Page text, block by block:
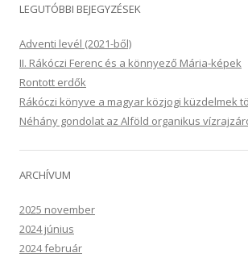
LEGUTÓBBI BEJEGYZÉSEK
Adventi levél (2021-ből)
II. Rákóczi Ferenc és a könnyező Mária-képek
Rontott erdők
Rákóczi könyve a magyar közjogi küzdelmek
Néhány gondolat az Alföld organikus
ARCHÍVUM
2025 november
2024 június
2024 február